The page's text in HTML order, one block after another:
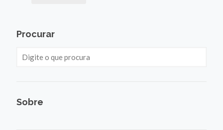
Procurar
Sobre